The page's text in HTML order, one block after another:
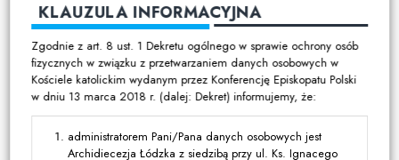
Duszpasterstwo
Program duszpasterski
Kalendarz pracy duszpasterskiej
Duszpasterstwo specjalistyczne
Ruchy i stowarzyszenia
KLAUZULA INFORMACYJNA
Zgodnie z art. 8 ust. 1 Dekretu ogólnego w sprawie ochrony osób
fizycznych w związku z przetwarzaniem danych osobowych w
Kościele katolickim wydanym przez Konferencję Episkopatu Polski
w dniu 13 marca 2018 r. (dalej: Dekret) informujemy, że:
administratorem Pani/Pana danych osobowych jest
Archidiecezja Łódzka z siedzibą przy ul. Ks. Ignacego